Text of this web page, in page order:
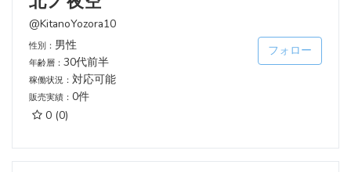
@KitanoYozora10
性別： 男性
年齢層： 30代前半
稼働状況： 対応可能
販売実績： 0件
0 (0)
フォロー